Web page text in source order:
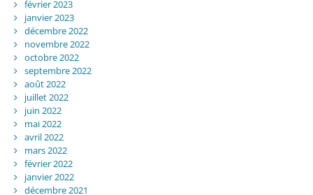
février 2023
janvier 2023
décembre 2022
novembre 2022
octobre 2022
septembre 2022
août 2022
juillet 2022
juin 2022
mai 2022
avril 2022
mars 2022
février 2022
janvier 2022
décembre 2021